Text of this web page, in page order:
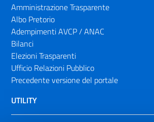
Amministrazione Trasparente
Albo Pretorio
Adempimenti AVCP / ANAC
Bilanci
Elezioni Trasparenti
Ufficio Relazioni Pubblico
Precedente versione del portale
UTILITY